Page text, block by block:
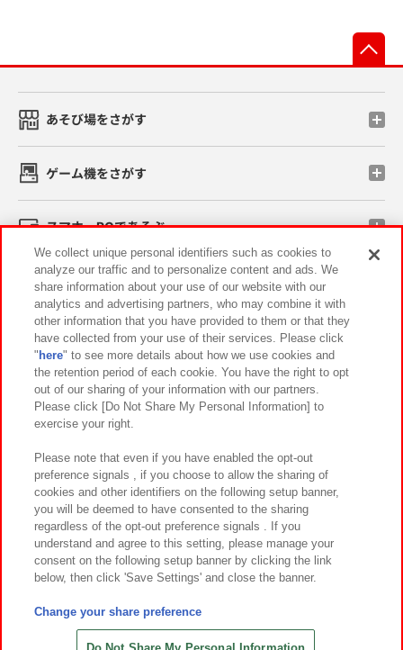
あそび場をさがす
ゲーム機をさがす
スマホ・PCであそぶ
イベント・キャンペーン
関連会社 サステナビリティ サイトポリシー
プライバシーポリシー ウェブアクセシビリティ方針と検証結果
お取引先さまとともに
カスタマーハラスメント対応方針 よくあるご質問・お問い合わせ
©Bandai Namco Amusement Inc.
©Bandai Namco Amusement Lab Inc.
©HANAYASHIKI Co., Ltd. All Rights Reserved.
We collect unique personal identifiers such as cookies to
analyze our traffic and to personalize content and ads. We
share information about your use of our website with our
analytics and advertising partners, who may combine it with
other information that you have provided to them or that they
have collected from your use of their services. Please click
" here" to see more details about how we use cookies and
the retention period of each cookie. You have the right to opt
out of our sharing of your information with our partners.
Please click [Do Not Share My Personal Information] to
exercise your right.
Please note that even if you have enabled the opt-out
preference signals , if you choose to allow the sharing of
cookies and other identifiers on the following setup banner,
you will be deemed to have consented to the sharing
regardless of the opt-out preference signals . If you
understand and agree to this setting, please manage your
consent on the following setup banner by clicking the link
below, then click 'Save Settings' and close the banner.
Change your share preference